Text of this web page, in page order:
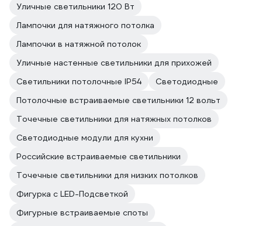
Уличные светильники 120 Вт
Лампочки для натяжного потолка
Лампочки в натяжной потолок
Уличные настенные светильники для прихожей
Светильники потолочные IP54
Светодиодные
Потолочные встраиваемые светильники 12 вольт
Точечные светильники для натяжных потолков
Светодиодные модули для кухни
Российские встраиваемые светильники
Точечные светильники для низких потолков
Фигурка с LED-Подсветкой
Фигурные встраиваемые споты